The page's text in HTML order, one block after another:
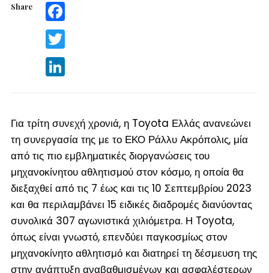
Share Facebook
Twitter
LinkedIn
Για τρίτη συνεχή χρονιά, η Toyota Ελλάς ανανεώνει
τη συνεργασία της με το ΕΚΟ Ράλλυ Ακρόπολις, μία
από τις πιο εμβληματικές διοργανώσεις του
μηχανοκίνητου αθλητισμού στον κόσμο, η οποία θα
διεξαχθεί από τις 7 έως και τις 10 Σεπτεμβρίου 2023
και θα περιλαμβάνει 15 ειδικές διαδρομές διανύοντας
συνολικά 307 αγωνιστικά χιλιόμετρα. Η Toyota,
όπως είναι γνωστό, επενδύει παγκοσμίως στον
μηχανοκίνητο αθλητισμό και διατηρεί τη δέσμευση της
στην ανάπτυξη αναβαθμισμένων και ασφαλέστερων